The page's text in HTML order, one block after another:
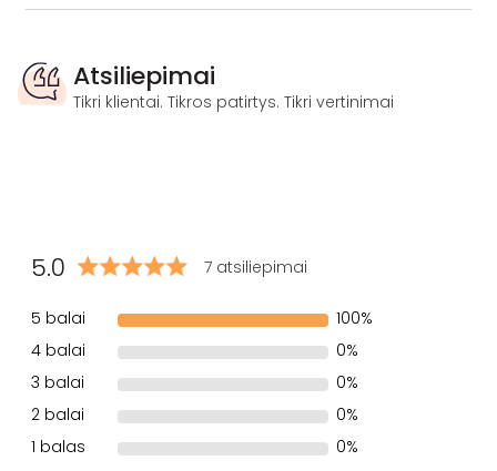
Atsiliepimai
Tikri klientai. Tikros patirtys. Tikri vertinimai
5.0 7 atsiliepimai
5 balai
100%
4 balai
0%
3 balai
0%
2 balai
0%
1 balas
0%